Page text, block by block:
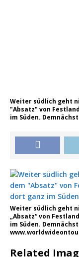
Weiter südlich geht
"Absatz" von
im Süden.
Weiter südlich geht
„Absatz“ von
im Süden.
Related